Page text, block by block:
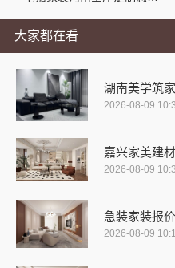
大家都在看
湖南美学筑
2026-08-09
嘉兴家美建
2026-08-09
急装家装报
2026-08-09